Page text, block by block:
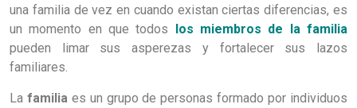
una familia de vez en cuando existan ciertas diferencias, es
un momento en que todos los miembros de la familia
pueden limar sus asperezas y fortalecer sus lazos
familiares.
La familia es un grupo de personas formado por individuos